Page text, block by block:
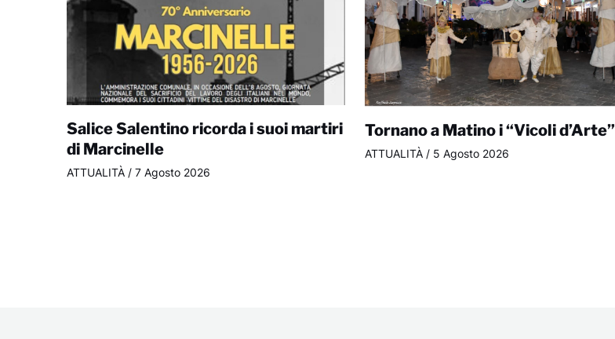
Salice Salentino ricorda i suoi martiri
di Marcinelle
ATTUALITÀ/ 7 Agosto 2026
Tornano a Matino i “Vicoli d’Arte”
ATTUALITÀ / 5 Agosto 2026